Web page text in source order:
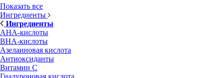
Показать все
Ингредиенты
Ингредиенты
AHA-кислоты
BHA-кислоты
Азелаиновая кислота
Антиоксиданты
Витамин С
Гиалуроновая кислота